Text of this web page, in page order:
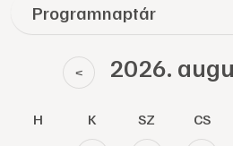
Programnaptár
< 2026.
H K SZ CS